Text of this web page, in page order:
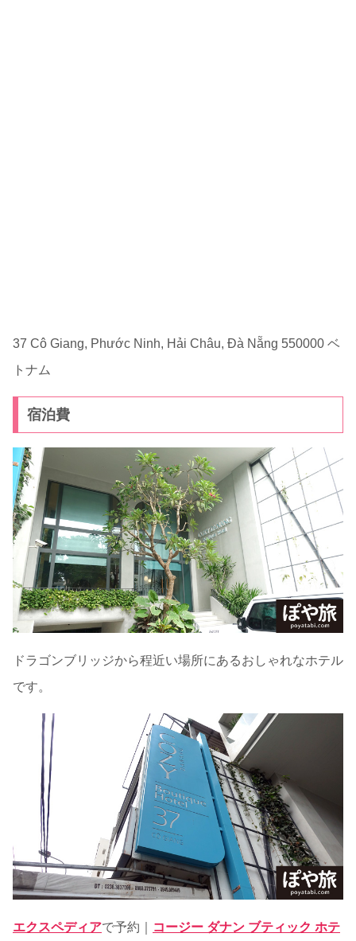
37 Cô Giang, Phước Ninh, Hải Châu, Đà Nẵng 550000 ベ
トナム
宿泊費
ドラゴンブリッジから程近い場所にあるおしゃれなホテル
です。
エクスペディアで予約｜
コージー ダナン ブティック ホテ